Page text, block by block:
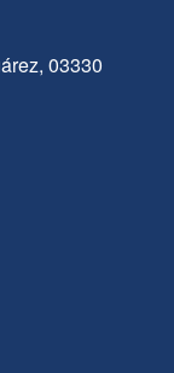
03330